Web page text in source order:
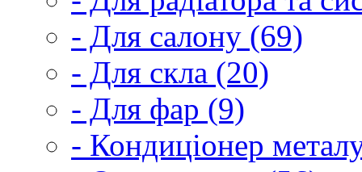
- Для салону (69)
- Для скла (20)
- Для фар (9)
- Кондиціонер